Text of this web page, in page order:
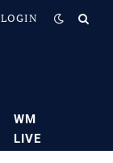
LOGIN
WM
LIVE